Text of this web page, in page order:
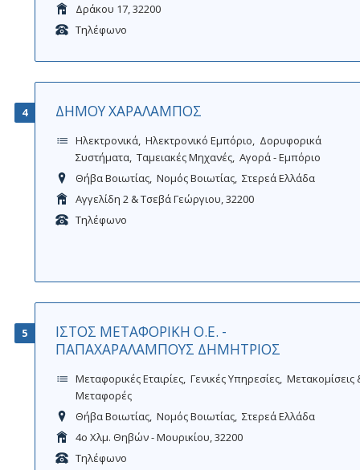
Δράκου 17, 32200
Τηλέφωνο
4 ΔΗΜΟΥ ΧΑΡΑΛΑΜΠΟΣ
Ηλεκτρονικά Ηλεκτρονικό Εμπόριο
Δορυφορικά
Συστήματα Ταμειακές Μηχανές Αγορά - Εμπόριο
Θήβα Βοιωτίας Νομός Βοιωτίας Στερεά Ελλάδα
Αγγελίδη 2 & Τσεβά Γεώργιου, 32200
Τηλέφωνο
5
ΙΣΤΟΣ ΜΕΤΑΦΟΡΙΚΗ Ο.Ε. -
ΠΑΠΑΧΑΡΑΛΑΜΠΟΥΣ ΔΗΜΗΤΡΙΟΣ
Μεταφορικές Εταιρίες Γενικές Υπηρεσίες Μετακομίσεις
Μεταφορές
Θήβα Βοιωτίας Νομός Βοιωτίας Στερεά Ελλάδα
4ο Χλμ. Θηβών - Μουρικίου, 32200
Τηλέφωνο